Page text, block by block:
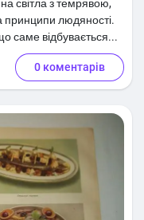
світла з темрявою,
принципи людяності.
саме відбувається...
0 коментарів